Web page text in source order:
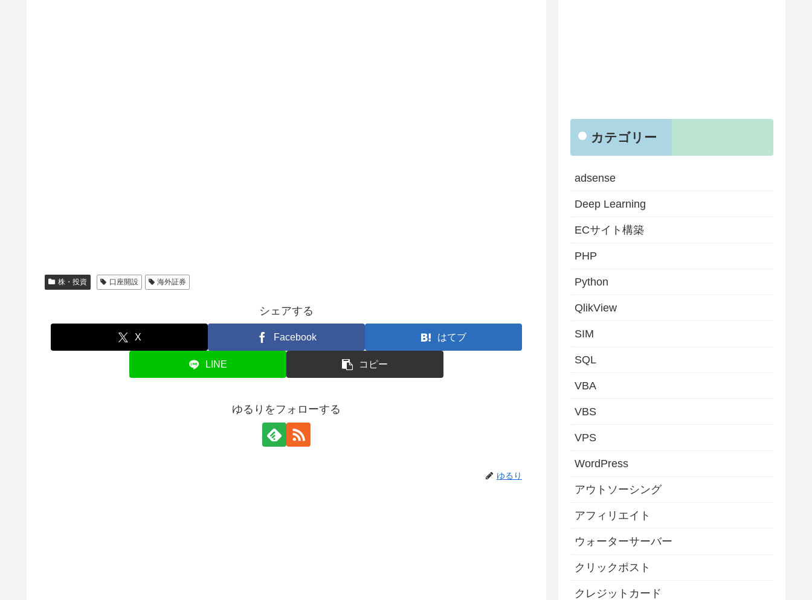
株・投資 口座開設 海外証券
シェアする
X Facebook はてブ
LINE コピー
ゆるりをフォローする
ゆるり
カテゴリー
adsense
Deep Learning
ECサイト構築
PHP
Python
QlikView
SIM
SQL
VBA
VBS
VPS
WordPress
アウトソーシング
アフィリエイト
ウォーターサーバー
クリックポスト
クレジットカード